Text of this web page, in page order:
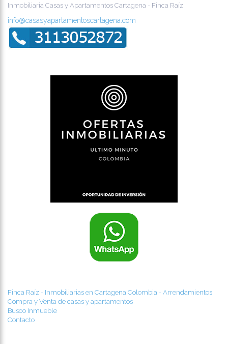
Inmobiliaria Casas y Apartamentos Cartagena - Finca Raíz
info@casasyapartamentoscartagena.com
Finca Raíz - Inmobiliarias en Cartagena Colombia - Arrendamientos
Compra y Venta de casas y apartamentos
Busco Inmueble
Contacto